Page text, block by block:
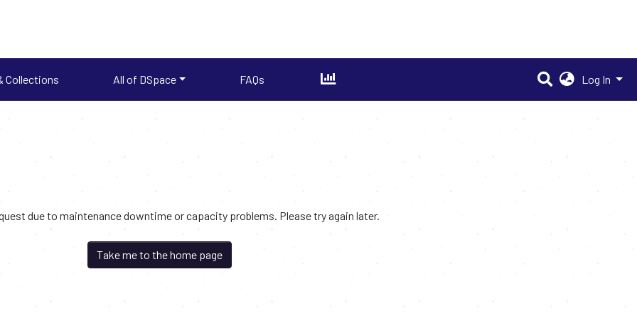
Collections All of DSpace FAQs Log In
due to maintenance downtime or capacity problems. Please try again later.
Take me to the home page